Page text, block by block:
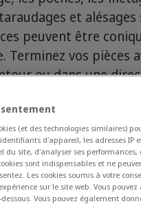
et
peuvent être
Terminez vos pièces
ou dans une
(et des technologies similaires)
d'appareil, les adresses IP
du site, d'analyser ses
sont indispensables et ne
Les cookies soumis à votre
sur le site web. Vous pouvez
Vous pouvez également